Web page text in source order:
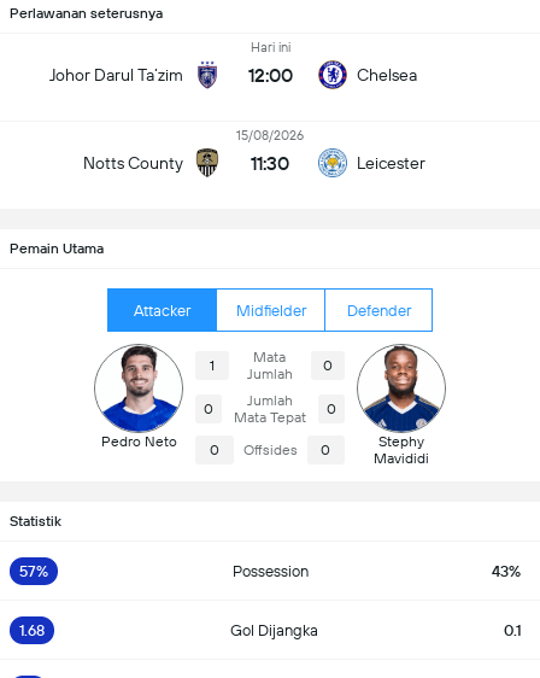
Perlawanan seterusnya
Johor Darul Ta’zim
Hari ini
12:00 Chelsea
Notts County
15/08/2026
11:30 Leicester
Pemain Utama
Attacker Midfielder Defender
Pedro Neto
1
Mata
Jumlah
0
0
Jumlah
Mata Tepat
0
0 Offsides 0
Stephy
Mavididi
Statistik
57% Possession 43%
1.68 Gol Dijangka 0.1